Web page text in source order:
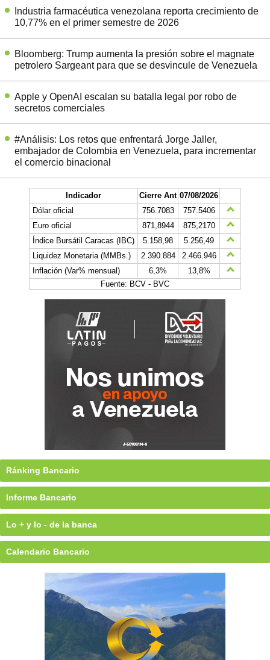
Industria farmacéutica venezolana reporta crecimiento de
10,77% en el primer semestre de 2026
Bloomberg: Trump aumenta la presión sobre el magnate
petrolero Sargeant para que se desvincule de Venezuela
Apple y OpenAI escalan su batalla legal por robo de
secretos comerciales
#Análisis: Los retos que enfrentará Jorge Jaller,
embajador de Colombia en Venezuela, para incrementar
el comercio binacional
Indicador Cierre Ant 07/08/2026
Dólar oficial
756.7083
757.5406
Euro oficial
871,8944
875,2170
Índice Bursátil Caracas (IBC)
5.158,98
5.256,49
Liquidez Monetaria (MMBs.)
2.390.884
2.466.946
Inflación (Var% mensual)
6,3%
13,8%
Fuente: BCV - BVC
Ránking Bancario
Informe Bancario
Lo + y lo - de la banca
Calendario Bancario